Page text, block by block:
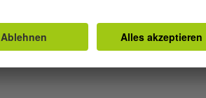
der Schwelle zu neuen